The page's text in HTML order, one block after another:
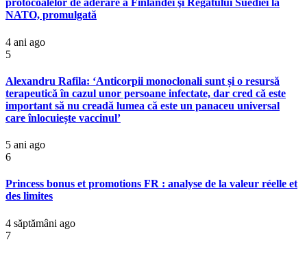
protocoalelor de aderare a Finlandei şi Regatului Suediei la
NATO, promulgată
4 ani ago
5
Alexandru Rafila: ‘Anticorpii monoclonali sunt și o resursă
terapeutică în cazul unor persoane infectate, dar cred că este
important să nu creadă lumea că este un panaceu universal
care înlocuiește vaccinul’
5 ani ago
6
Princess bonus et promotions FR : analyse de la valeur réelle et
des limites
4 săptămâni ago
7